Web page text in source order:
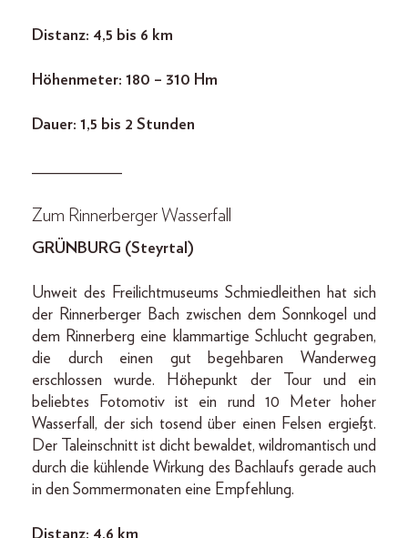
Distanz: 4,5 bis 6 km
Höhenmeter: 180 – 310 Hm
Dauer: 1,5 bis 2 Stunden
___________
Zum Rinnerberger Wasserfall
GRÜNBURG (Steyrtal)
Unweit des Freilichtmuseums Schmiedleithen hat sich
der Rinnerberger Bach zwischen dem Sonnkogel und
dem Rinnerberg eine klammartige Schlucht gegraben,
die durch einen gut begehbaren Wanderweg
erschlossen wurde. Höhepunkt der Tour und ein
beliebtes Fotomotiv ist ein rund 10 Meter hoher
Wasserfall, der sich tosend über einen Felsen ergießt.
Der Taleinschnitt ist dicht bewaldet, wildromantisch und
durch die kühlende Wirkung des Bachlaufs gerade auch
in den Sommermonaten eine Empfehlung.
Distanz: 4,6 km